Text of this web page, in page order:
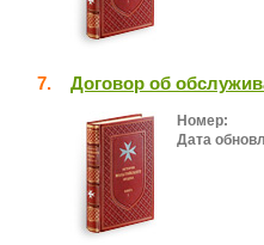
7. Договор об
Номер:
Дата